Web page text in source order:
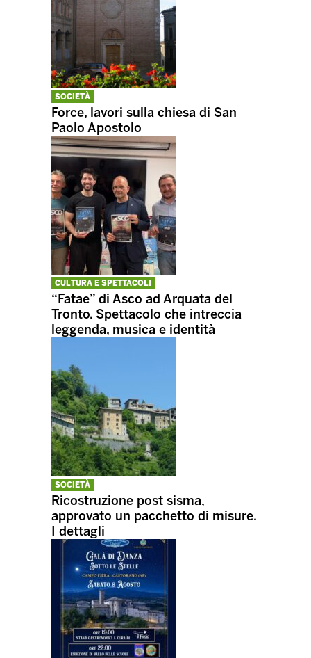
SOCIETÀ
Force, lavori sulla chiesa di San
Paolo Apostolo
CULTURA E SPETTACOLI
“Fatae” di Asco ad Arquata del
Tronto. Spettacolo che intreccia
leggenda, musica e identità
SOCIETÀ
Ricostruzione post sisma,
approvato un pacchetto di misure.
I dettagli